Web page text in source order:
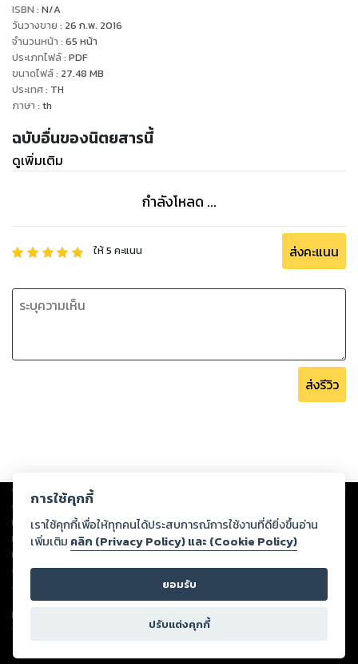
ISBN : N/A
วันวางขาย : 26 ก.พ. 2016
จำนวนหน้า : 65 หน้า
ประเภทไฟล์: PDF
ขนาดไฟล์: 27.48 MB
ประเทศ: TH
ภาษา : th
ฉบับอื่นของนิตยสารนี้
ดูเพิ่มเติม
กำลังโหลด ...
ให้5 คะแนน ส่งคะแนน
ส่งรีวิว
Copyright © 2026
ต่อผลงานหรือเนื้อหาใดที่อัปโหลดผ่านเว็บไซต์และปรากฏว่าละเมิดสิทธิใน
ทรัพย์สินทางปัญญาของบุคคลอื่นหรือขัดต่อกฎหมายและศีลธรรม ดังนั้น ผู้อ่าน
ทุกท่านโปรดใช้วิจารณญาณในการกลั่นกรองด้วยตนเอง และหากท่านพบว่าส่วน
หนึ่งส่วนใดขัดต่อกฎหมายและศีลธรรม กรุณาแจ้งมายังบริษัท เพื่อทีมงานจะได้
ดำเนินการในทันที ทั้งนี้ ทางสตอรี่ล็อกขอสงวนลิขสิทธิ์ตามพระราชบัญญัติ
ลิขสิทธิ์ พ.ศ. 2537 (ฉบับล่าสุด)
For support: member@ookbee.com
Version
การใช้คุกกี้
เราใช้คุกกี้เพื่อให้ทุกคนได้ประสบการณ์การใช้งานที่ดียิ่งขึ้นอ่าน
เพิ่มเติม คลิก (Privacy Policy) และ (Cookie Policy)
ยอมรับ
ปรับแต่งคุกกี้